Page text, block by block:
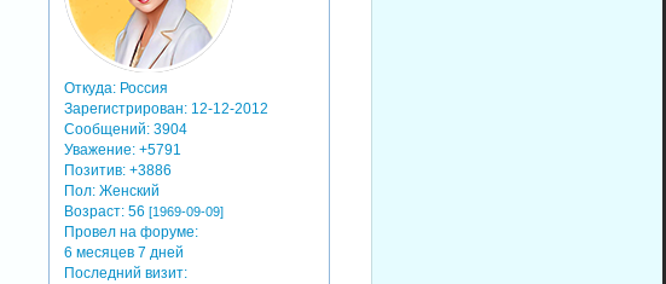
Откуда: Россия
Зарегистрирован: 12-12-2012
Сообщений: 3904
Уважение: +5791
Позитив: +3886
Пол: Женский
Возраст: 56[1969-09-09]
Провел на форуме:
6 месяцев 7 дней
Последний визит: